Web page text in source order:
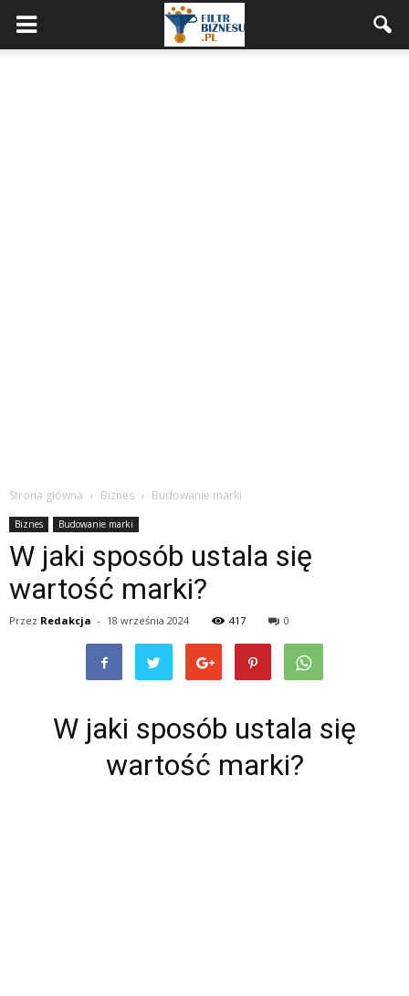
Strona główna Biznes Budowanie marki
Biznes Budowanie marki
W jaki sposób ustala się
wartość marki?
Przez Redakcja - 18 września 2024 417 0
W jaki sposób ustala się
wartość marki?